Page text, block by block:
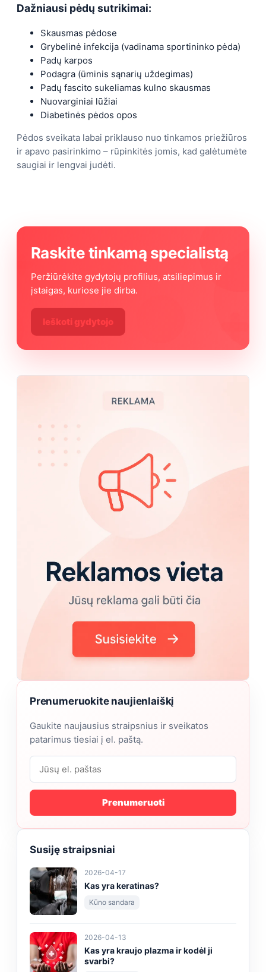
Dažniausi pėdų sutrikimai:
Skausmas pėdose
Grybelinė infekcija (vadinama sportininko pėda)
Padų karpos
Podagra (ūminis sąnarių uždegimas)
Padų fascito sukeliamas kulno skausmas
Nuovarginiai lūžiai
Diabetinės pėdos opos
Pėdos sveikata labai priklauso nuo tinkamos priežiūros
ir apavo pasirinkimo – rūpinkitės jomis, kad galėtumėte
saugiai ir lengvai judėti.
Raskite tinkamą specialistą
Peržiūrėkite gydytojų profilius, atsiliepimus ir
įstaigas, kuriose jie dirba.
Ieškoti gydytojo
Prenumeruokite naujienlaiškį
Gaukite naujausius straipsnius ir sveikatos
patarimus tiesiai į el. paštą.
Prenumeruoti
Susiję straipsniai
2026-04-17
Kas yra keratinas?
Kūno sandara
2026-04-13
Kas yra kraujo plazma ir kodėl ji
svarbi?